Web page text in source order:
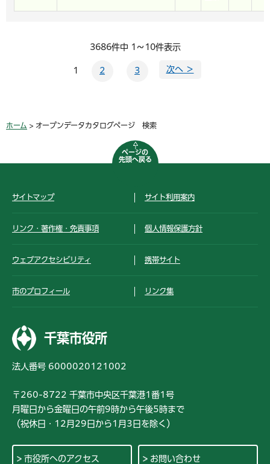
3686件中 1～10件表示
1 2 3 次へ ＞
ホーム > オープンデータカタログページ 検索
ページの
先頭へ戻る
サイトマップ サイト利用案内
リンク・著作権・免責事項 個人情報保護方針
ウェブアクセシビリティ 携帯サイト
市のプロフィール リンク集
千葉市役所
法人番号 6000020121002
〒260-8722 千葉市中央区千葉港1番1号
月曜日から金曜日の午前9時から午後5時まで
（祝休日・12月29日から1月3日を除く）
市役所へのアクセス お問い合わせ